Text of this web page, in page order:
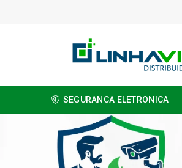
SEGURANCA ELETRONICA